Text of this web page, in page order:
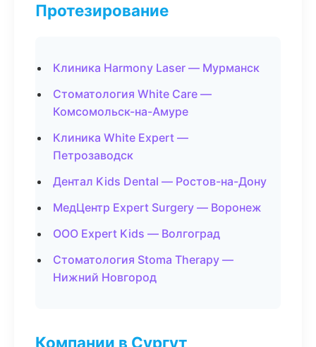
Протезирование
Клиника Harmony Laser — Мурманск
Стоматология White Care —
Комсомольск-на-Амуре
Клиника White Expert —
Петрозаводск
Дентал Kids Dental — Ростов-на-Дону
МедЦентр Expert Surgery — Воронеж
ООО Expert Kids — Волгоград
Стоматология Stoma Therapy —
Нижний Новгород
Компании в Сургут